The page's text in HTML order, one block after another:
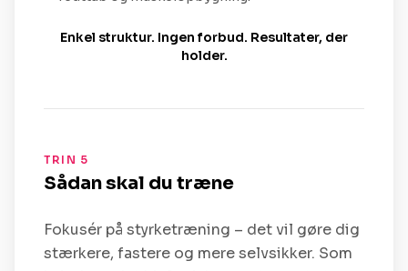
Enkel struktur. Ingen forbud. Resultater, der
holder.
TRIN 5
Sådan skal du træne
Fokusér på styrketræning – det vil gøre dig
stærkere, fastere og mere selvsikker. Som